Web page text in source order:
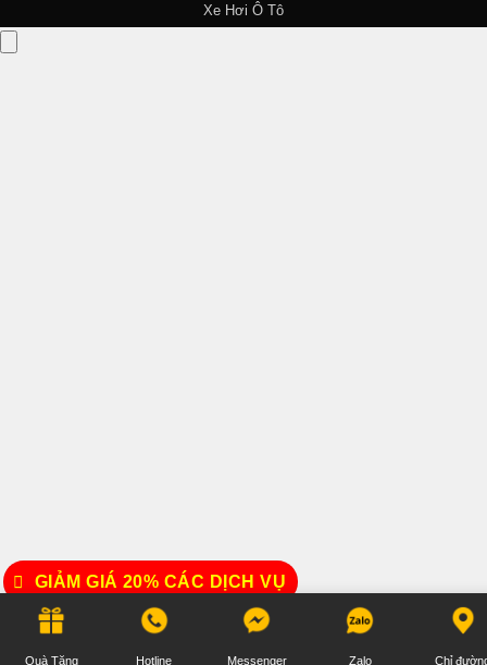
GIẢM GIÁ 20% CÁC DỊCH VỤ
Xe Hơi Ô Tô
Quà Tặng Hotline Messenger Zalo Chỉ